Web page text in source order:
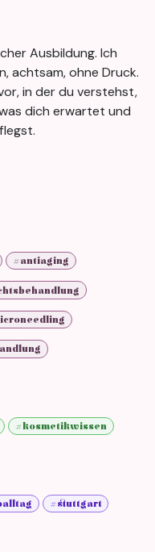
Ausbildung. Ich
achtsam, ohne Druck.
in der du verstehst,
dich erwartet und
#antiaging
#kosmetikwissen
#stuttgart